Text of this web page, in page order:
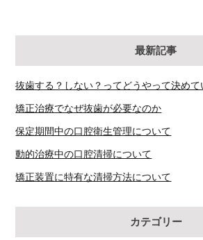
最新記事
抜歯する？しない？ってどうやって決めて
矯正治療でなぜ抜歯が必要なのか
保定期間中の口腔衛生管理について
動的治療中の口腔清掃について
矯正装置に特有な清掃方法について
カテゴリー